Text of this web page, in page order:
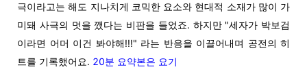
극이라고는 해도 지나치게 코믹한 요소와 현대적 소재가 많이 가
미돼 사극의 멋을 깼다는 비판을 들었죠. 하지만 "세자가 박보검
이라면 어머 이건 봐야해!!!" 라는 반응을 이끌어내며 공전의 히
트를 기록했어요. 20분 요약본은 요기